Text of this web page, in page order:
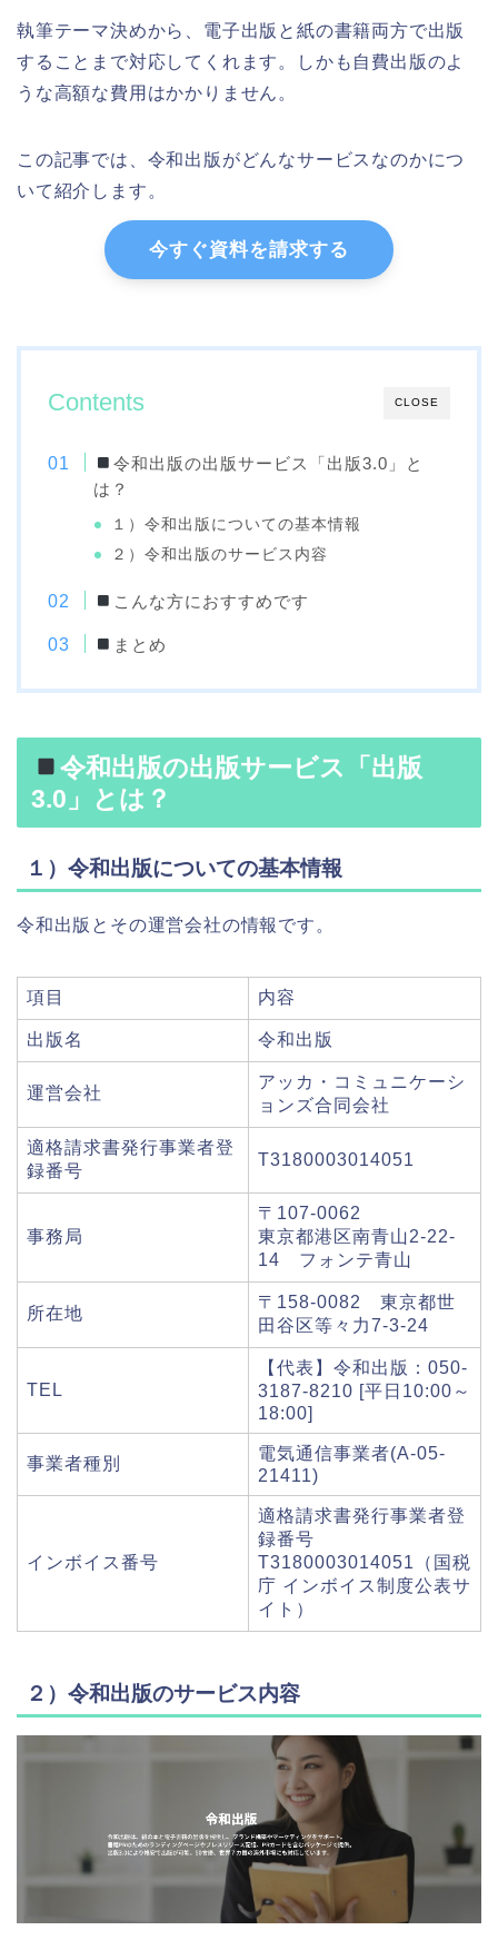
執筆テーマ決めから、電子出版と紙の書籍両方で出版
することまで対応してくれます。しかも自費出版のよ
うな高額な費用はかかりません。
この記事では、令和出版がどんなサービスなのかにつ
いて紹介します。
今すぐ資料を請求する
CLOSE
Contents
令和出版の出版サービス「出版3.0」と
は？
１）令和出版についての基本情報
２）令和出版のサービス内容
こんな方におすすめです
まとめ
令和出版の出版サービス「出版
3.0」とは？
１）令和出版についての基本情報
令和出版とその運営会社の情報です。
項目 内容
出版名 令和出版
運営会社
アッカ・コミュニケーシ
ョンズ合同会社
適格請求書発行事業者登
録番号
T3180003014051
事務局
〒107-0062
東京都港区南青山2-22-
14 フォンテ青山
所在地
〒158-0082 東京都世
田谷区等々力7-3-24
TEL
【代表】令和出版：050-
3187-8210 [平日10:00～
18:00]
事業者種別
電気通信事業者(A-05-
21411)
インボイス番号
適格請求書発行事業者登
録番号
T3180003014051（国税
庁 インボイス制度公表サ
イト）
２）令和出版のサービス内容